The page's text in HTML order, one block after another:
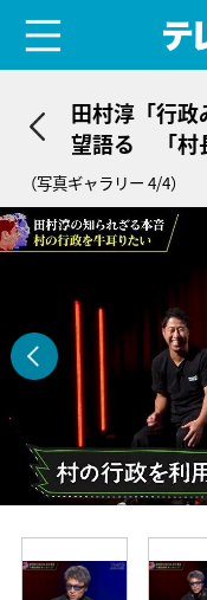
田村淳「行
望語る 「村
会実験」
（写真ギャラリー 4/4）